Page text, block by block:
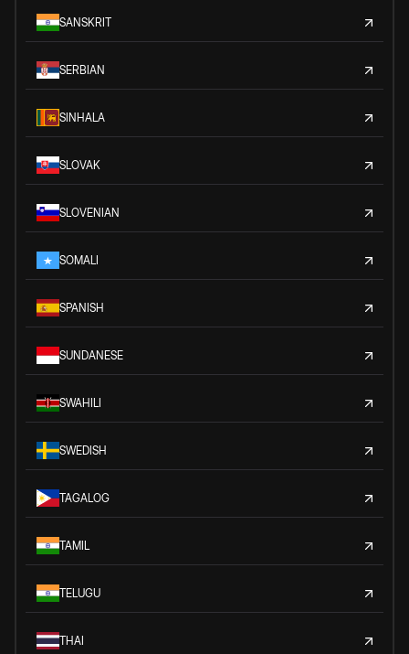
SANSKRIT
SERBIAN
SINHALA
SLOVAK
SLOVENIAN
SOMALI
SPANISH
SUNDANESE
SWAHILI
SWEDISH
TAGALOG
TAMIL
TELUGU
THAI